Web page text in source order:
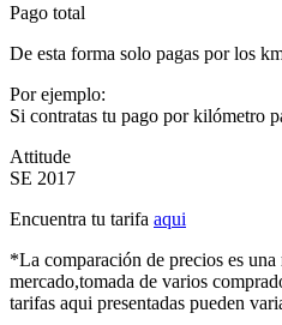
Pago total
De esta forma solo pagas por los
Por ejemplo:
Si contratas tu pago por kilómetro
Attitude
SE 2017
Encuentra tu tarifa aqui
*La comparación de precios es una
mercado,tomada de varios
tarifas aqui presentadas pueden